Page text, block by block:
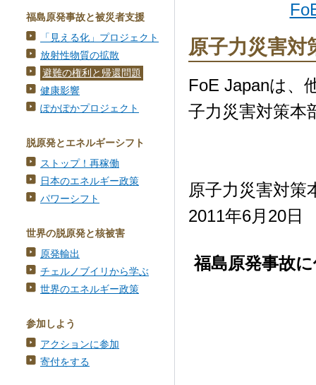
福島原発事故と被災者支援
「見える化」プロジェクト
放射性物質の拡散
避難の権利と帰還問題
健康影響
ぽかぽかプロジェクト
脱原発とエネルギーシフト
ストップ！再稼働
日本のエネルギー政策
パワーシフト
世界の脱原発と核被害
原発輸出
チェルノブイリから学ぶ
世界のエネルギー政策
参加しよう
アクションに参加
寄付をする
原子力災害対
FoE Japanは、
子力災害対策本
原子力災害対策
2011年6月20日
福島原発事故